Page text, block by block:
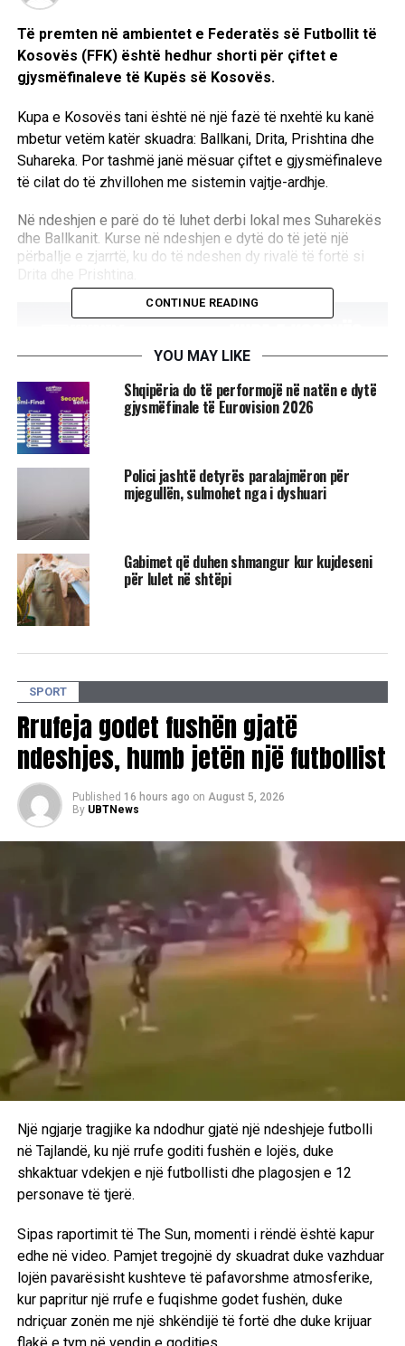
Të premten në ambientet e Federatës së Futbollit të
Kosovës (FFK) është hedhur shorti për çiftet e
gjysmëfinaleve të Kupës së Kosovës.
Kupa e Kosovës tani është në një fazë të nxehtë ku kanë
mbetur vetëm katër skuadra: Ballkani, Drita, Prishtina dhe
Suhareka. Por tashmë janë mësuar çiftet e gjysmëfinaleve
të cilat do të zhvillohen me sistemin vajtje-ardhje.
Në ndeshjen e parë do të luhet derbi lokal mes Suharekës
dhe Ballkanit. Kurse në ndeshjen e dytë do të jetë një
përballje e zjarrtë, ku do të ndeshen dy rivalë të fortë si
Ndeshjet e para do të zhvillohen më 3 prill, ndërsa ato
kthyese më 17 prill./UBTNews/
RELATED TOPICS: PRISHTINA DRITA
BALLKANI
KUPA E KOSOVES
SUHAREKA GJYSMEFINALE
Albi Mall Superliga rikthehet me dy përballje
Franco Foda publikon listën e të ftuarve për miqësoret e
marsit
CONTINUE READING
YOU MAY LIKE
Shqipëria do të performojë në natën e dytë
gjysmëfinale të Eurovision 2026
Polici jashtë detyrës paralajmëron për
mjegullën, sulmohet nga i dyshuari
Gabimet që duhen shmangur kur kujdeseni
për lulet në shtëpi
SPORT
Rrufeja godet fushën gjatë
ndeshjes, humb jetën një futbollist
Published 16 hours ago on August 5, 2026
By UBTNews
Një ngjarje tragjike ka ndodhur gjatë një ndeshjeje futbolli
në Tajlandë, ku një rrufe goditi fushën e lojës, duke
shkaktuar vdekjen e një futbollisti dhe plagosjen e 12
personave të tjerë.
Sipas raportimit të The Sun, momenti i rëndë është kapur
edhe në video. Pamjet tregojnë dy skuadrat duke vazhduar
lojën pavarësisht kushteve të pafavorshme atmosferike,
kur papritur një rrufe e fuqishme godet fushën, duke
ndriçuar zonën me një shkëndijë të fortë dhe duke krijuar